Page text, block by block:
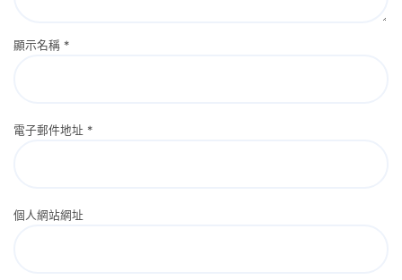
顯示名稱 *
電子郵件地址 *
個人網站網址